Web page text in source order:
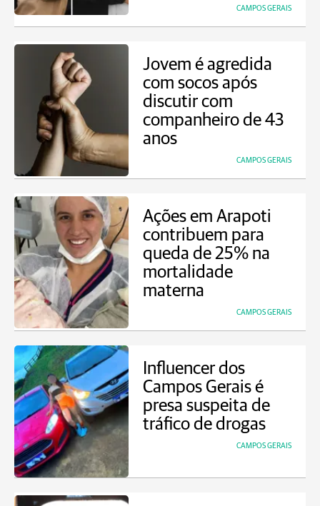
CAMPOS GERAIS
Jovem é agredida
com socos após
discutir com
companheiro de 43
anos
CAMPOS GERAIS
Ações em Arapoti
contribuem para
queda de 25% na
mortalidade
materna
CAMPOS GERAIS
Influencer dos
Campos Gerais é
presa suspeita de
tráfico de drogas
CAMPOS GERAIS